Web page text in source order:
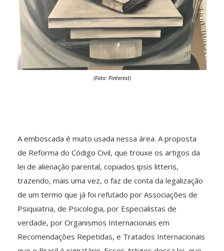
(Foto: Pinterest)
A emboscada é muito usada nessa área. A proposta
de Reforma do Código Civil, que trouxe os artigos da
lei de alienação parental, copiados ipsis litteris,
trazendo, mais uma vez, o faz de conta da legalização
de um termo que já foi refutado por Associações de
Psiquiatria, de Psicologia, por Especialistas de
verdade, por Organismos Internacionais em
Recomendações Repetidas, e Tratados Internacionais